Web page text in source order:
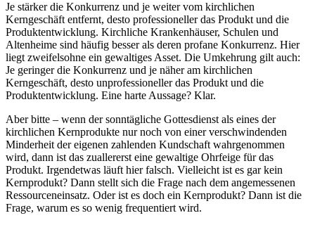
Je stärker die Konkurrenz und je weiter vom kirchlichen
Kerngeschäft entfernt, desto professioneller das Produkt und die
Produktentwicklung. Kirchliche Krankenhäuser, Schulen und
Altenheime sind häufig besser als deren profane Konkurrenz. Hier
liegt zweifelsohne ein gewaltiges Asset. Die Umkehrung gilt auch:
Je geringer die Konkurrenz und je näher am kirchlichen
Kerngeschäft, desto unprofessioneller das Produkt und die
Produktentwicklung. Eine harte Aussage? Klar.
Aber bitte – wenn der sonntägliche Gottesdienst als eines der
kirchlichen Kernprodukte nur noch von einer verschwindenden
Minderheit der eigenen zahlenden Kundschaft wahrgenommen
wird, dann ist das zuallererst eine gewaltige Ohrfeige für das
Produkt. Irgendetwas läuft hier falsch. Vielleicht ist es gar kein
Kernprodukt? Dann stellt sich die Frage nach dem angemessenen
Ressourceneinsatz. Oder ist es doch ein Kernprodukt? Dann ist die
Frage, warum es so wenig frequentiert wird.